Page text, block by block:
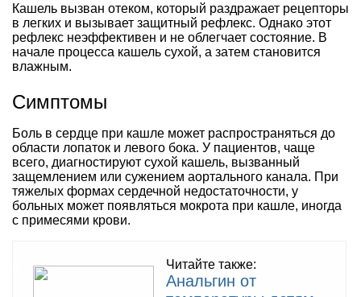
Кашель вызван отеком, который раздражает рецепторы
в легких и вызывает защитный рефлекс. Однако этот
рефлекс неэффективен и не облегчает состояние. В
начале процесса кашель сухой, а затем становится
влажным.
Симптомы
Боль в сердце при кашле может распространяться до
области лопаток и левого бока. У пациентов, чаще
всего, диагностируют сухой кашель, вызванный
защемлением или сужением аортального канала. При
тяжелых формах сердечной недостаточности, у
больных может появляться мокрота при кашле, иногда
с примесями крови.
Читайте также:
Анальгин от